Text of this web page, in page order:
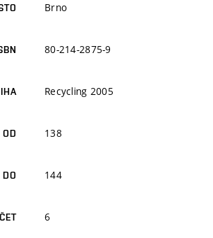
Brno
80-214-2875-9
Recycling 2005
OD 138
DO 144
6